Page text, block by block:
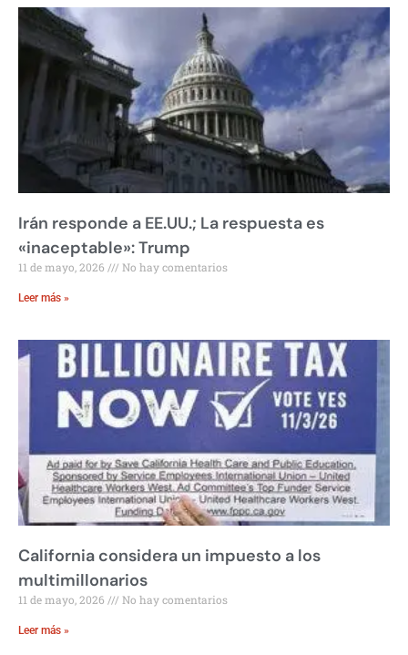
Irán responde a EE.UU.; La respuesta es
«inaceptable»: Trump
11 de mayo, 2026 No hay comentarios
Leer más »
California considera un impuesto a los
multimillonarios
11 de mayo, 2026 No hay comentarios
Leer más »